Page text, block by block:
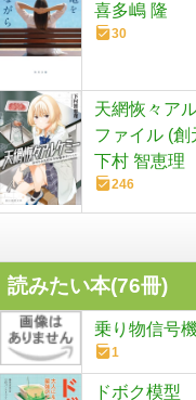
喜多嶋 隆
30
天網恢々ア
ファイル (
下村 智恵理
246
読みたい本(76冊)
乗り物信号
1
ドボク模型